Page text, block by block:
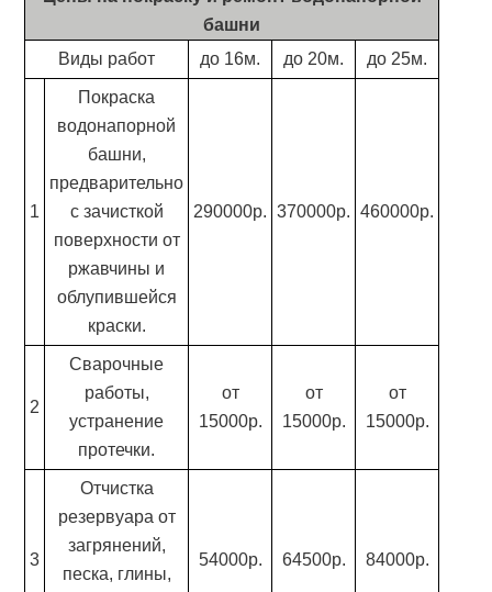
башни
Виды работ
до 16м. до 20м. до 25м.
1
Покраска
водонапорной
башни,
предварительно
с зачисткой
поверхности от
ржавчины и
облупившейся
краски.
290000р. 370000р. 460000р.
2
Сварочные
работы,
устранение
протечки.
от
15000р.
от
15000р.
от
15000р.
3
Отчистка
резервуара от
загрянений,
песка, глины,
54000р. 64500р. 84000р.